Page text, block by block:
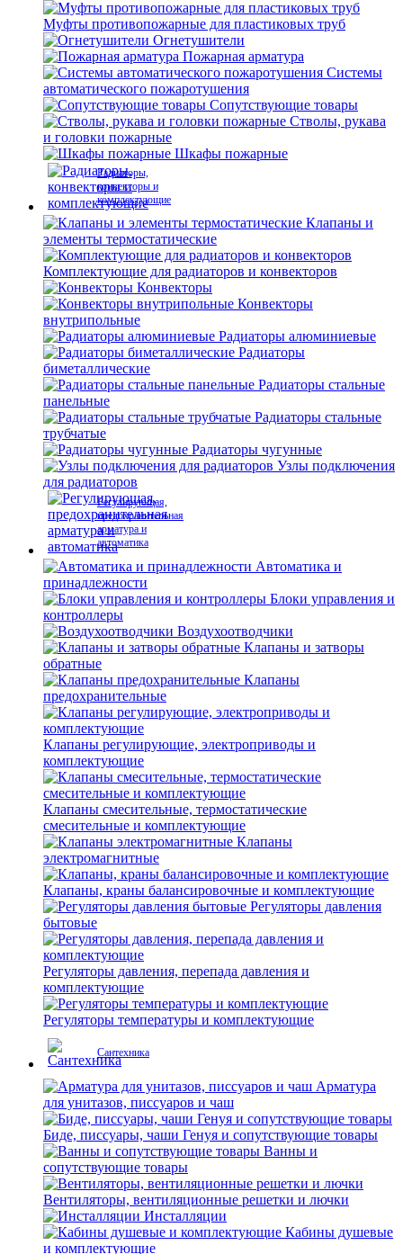
Муфты противопожарные для пластиковых труб
Огнетушители
Пожарная арматура
Системы
автоматического пожаротушения
Сопутствующие товары
Стволы, рукава
и головки пожарные
Шкафы пожарные
Радиаторы,
конвекторы и
комплектующие
Клапаны и
элементы термостатические
Комплектующие для радиаторов и конвекторов
Конвекторы
Конвекторы
внутрипольные
Радиаторы алюминиевые
Радиаторы
биметаллические
Радиаторы стальные
панельные
Радиаторы стальные
трубчатые
Радиаторы чугунные
Узлы подключения
для радиаторов
Регулирующая,
предохранительная
арматура и
автоматика
Автоматика и
принадлежности
Блоки управления и
контроллеры
Воздухоотводчики
Клапаны и затворы
обратные
Клапаны
предохранительные
Клапаны регулирующие, электроприводы и
комплектующие
Клапаны смесительные, термостатические
смесительные и комплектующие
Клапаны
электромагнитные
Клапаны, краны балансировочные и комплектующие
Регуляторы давления
бытовые
Регуляторы давления, перепада давления и
комплектующие
Регуляторы температуры и комплектующие
Сантехника
Арматура
для унитазов, писсуаров и чаш
Биде, писсуары, чаши Генуя и сопутствующие товары
Ванны и
сопутствующие товары
Вентиляторы, вентиляционные решетки и лючки
Инсталляции
Кабины душевые
и комплектующие